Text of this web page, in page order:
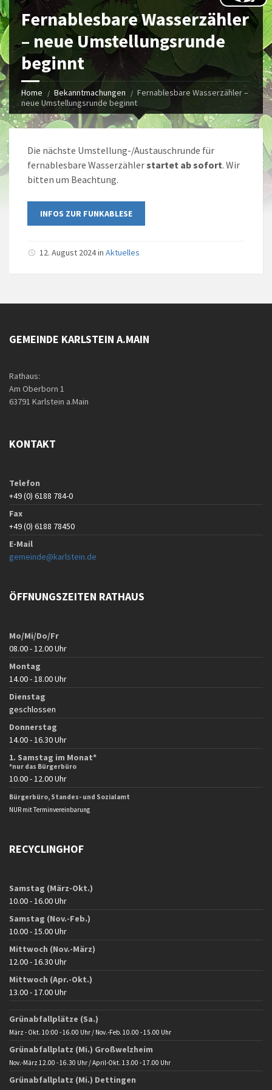
Fernablesbare Wasserzähler
– neue Umstellungsrunde
beginnt
Home Bekanntmachungen
Fernablesbare Wasserzähler –
neue Umstellungsrunde beginnt
Die nächste Umstellung-/Austauschrunde für
fernablesbare Wasserzählerstartet ab sofort. Wir
bitten um Beachtung.
INFOS ZUR FUNKABLESE
12. August 2024 in Aktuelles
GEMEINDE KARLSTEIN A.MAIN
Rathaus:
Am Oberborn 1
63791 Karlstein a.Main
KONTAKT
Telefon
+49 (0) 6188 784-0
Fax
+49 (0) 6188 78450
E-Mail
gemeinde@karlstein.de
ÖFFNUNGSZEITEN RATHAUS
Mo/Mi/Do/Fr
08.00 - 12.00 Uhr
Montag
14.00 - 18.00 Uhr
Dienstag
geschlossen
Donnerstag
14.00 - 16.30 Uhr
1. Samstag im Monat*
*nur das Bürgerbüro
10.00 - 12.00 Uhr
Bürgerbüro, Standes- und Sozialamt
NUR mit Terminvereinbarung
RECYCLINGHOF
Samstag (März-Okt.)
10.00 - 16.00 Uhr
Samstag (Nov.-Feb.)
10.00 - 15.00 Uhr
Mittwoch (Nov.-März)
12.00 - 16.30 Uhr
Mittwoch (Apr.-Okt.)
13.00 - 17.00 Uhr
Grünabfallplätze (Sa.)
März - Okt. 10:00 - 16.00 Uhr / Nov.-Feb. 10.00 - 15.00 Uhr
Grünabfallplatz (Mi.) Großwelzheim
Nov.-März 12.00 - 16.30 Uhr / April-Okt. 13.00 - 17.00 Uhr
Grünabfallplatz (Mi.) Dettingen